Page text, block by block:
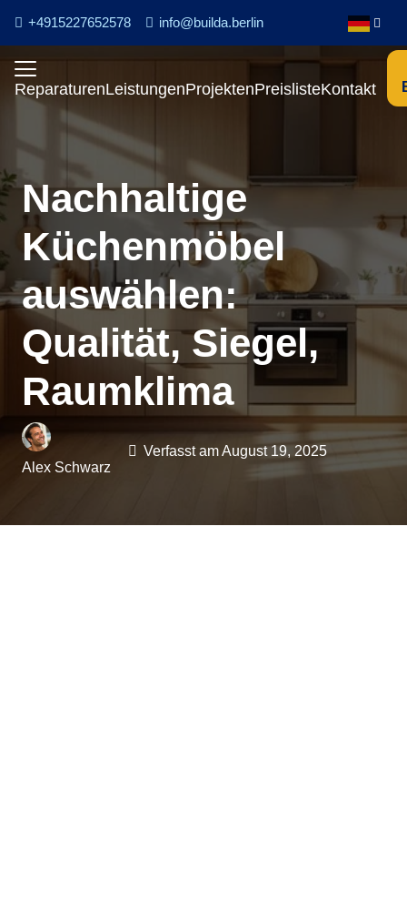
+4915227652578 info@builda.berlin
ReparaturenLeistungenProjektenPreislisteKontakt
Nachhaltige
Küchenmöbel
auswählen:
Qualität, Siegel,
Raumklima
Alex Schwarz
Verfasst amAugust 19, 2025